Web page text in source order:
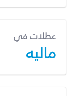
عطلات في
ماليه